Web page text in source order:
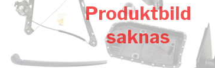
Produktbild
saknas